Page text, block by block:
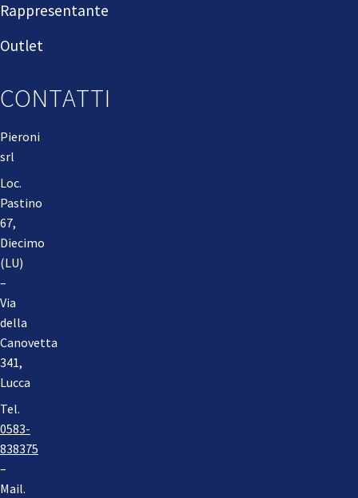
Rappresentante
Outlet
CONTATTI
Pieroni
srl
Loc.
Pastino
67,
Diecimo
(LU)
–
Via
della
Canovetta
341,
Lucca
Tel.
0583-
838375
–
Mail.